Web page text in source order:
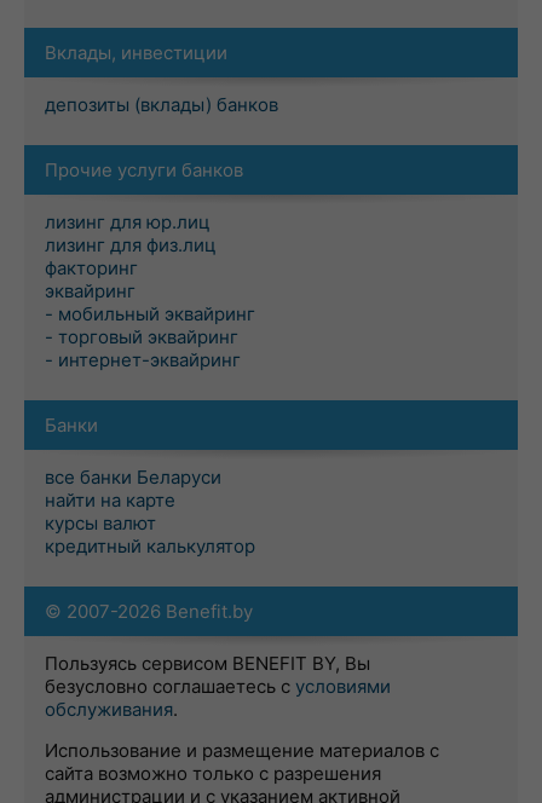
Вклады, инвестиции
депозиты (вклады) банков
Прочие услуги банков
лизинг для юр.лиц
лизинг для физ.лиц
факторинг
эквайринг
- мобильный эквайринг
- торговый эквайринг
- интернет-эквайринг
Банки
все банки Беларуси
найти на карте
курсы валют
кредитный калькулятор
© 2007-2026 Benefit.by
Пользуясь сервисом BENEFIT BY, Вы
безусловно соглашаетесь с условиями
обслуживания.
Использование и размещение материалов с
сайта возможно только с разрешения
администрации и с указанием активной